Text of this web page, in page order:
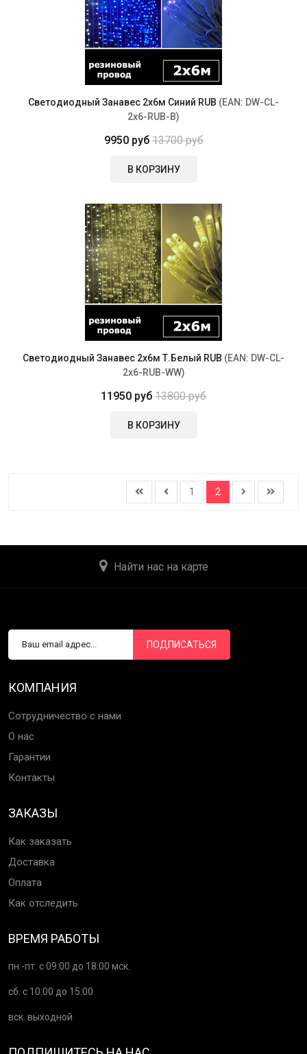
Светодиодный Занавес 2х6м Синий RUB (EAN: DW-CL-
2x6-RUB-B)
9950 руб13700 руб
В КОРЗИНУ
Светодиодный Занавес 2х6м Т.белый RUB (EAN: DW-CL-
2x6-RUB-WW)
11950 руб 13800 руб
В КОРЗИНУ
1 2
Найти нас на карте
ПОДПИСАТЬСЯ
КОМПАНИЯ
Сотрудничество с нами
О нас
Гарантии
Контакты
ЗАКАЗЫ
Как заказать
Доставка
Оплата
Как отследить
ВРЕМЯ РАБОТЫ
пн.-пт. с 09:00 до 18:00 мск.
сб. с 10:00 до 15:00
вск. выходной